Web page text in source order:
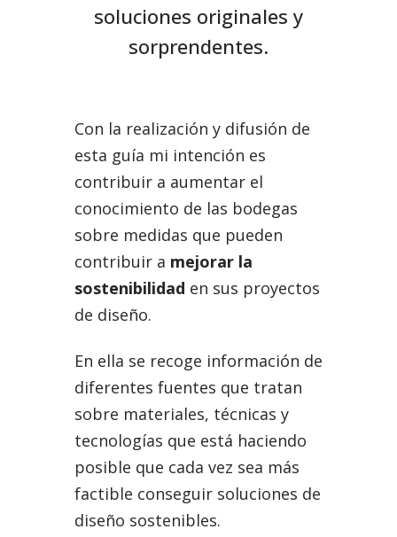
soluciones originales y
sorprendentes.
Con la realización y difusión de
esta guía mi intención es
contribuir a aumentar el
conocimiento de las bodegas
sobre medidas que pueden
contribuir a mejorar la
sostenibilidad en sus proyectos
de diseño.
En ella se recoge información de
diferentes fuentes que tratan
sobre materiales, técnicas y
tecnologías que está haciendo
posible que cada vez sea más
factible conseguir soluciones de
diseño sostenibles.